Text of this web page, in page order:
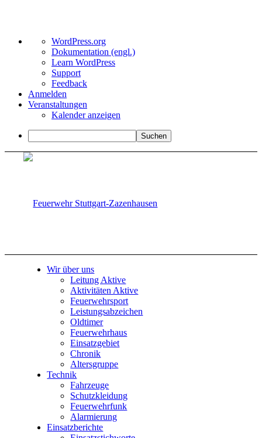
Über
WordPress
WordPress.org
Dokumentation (engl.)
Learn WordPress
Support
Feedback
Anmelden
Veranstaltungen
Kalender anzeigen
Suchen
Wir über uns
Leitung Aktive
Aktivitäten Aktive
Feuerwehrsport
Leistungsabzeichen
Oldtimer
Feuerwehrhaus
Einsatzgebiet
Chronik
Altersgruppe
Technik
Fahrzeuge
Schutzkleidung
Feuerwehrfunk
Alarmierung
Einsatzberichte